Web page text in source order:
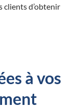
clients d’obtenir
à vos